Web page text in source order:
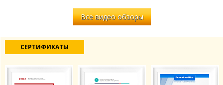
Все видео обзоры
СЕРТИФИКАТЫ